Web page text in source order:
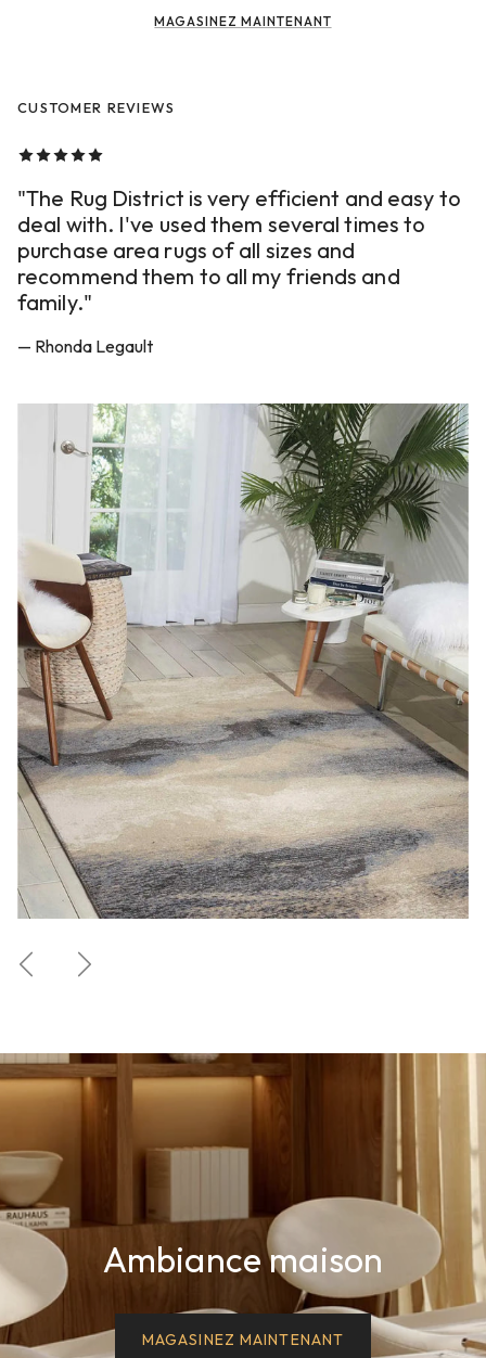
MAGASINEZ MAINTENANT
CUSTOMER REVIEWS
"The Rug District is very efficient and easy to
deal with. I've used them several times to
purchase area rugs of all sizes and
recommend them to all my friends and
family."
— Rhonda Legault
PrécédentSuivant
Ambiance maison
MAGASINEZ MAINTENANT